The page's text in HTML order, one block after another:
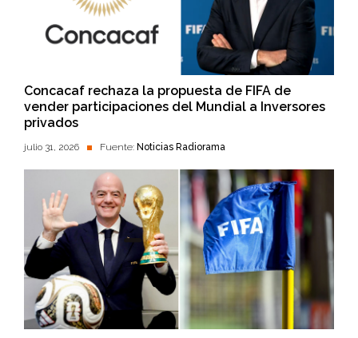
Concacaf rechaza la propuesta de FIFA de
vender participaciones del Mundial a Inversores
privados
julio 31, 2026 Fuente: Noticias Radiorama